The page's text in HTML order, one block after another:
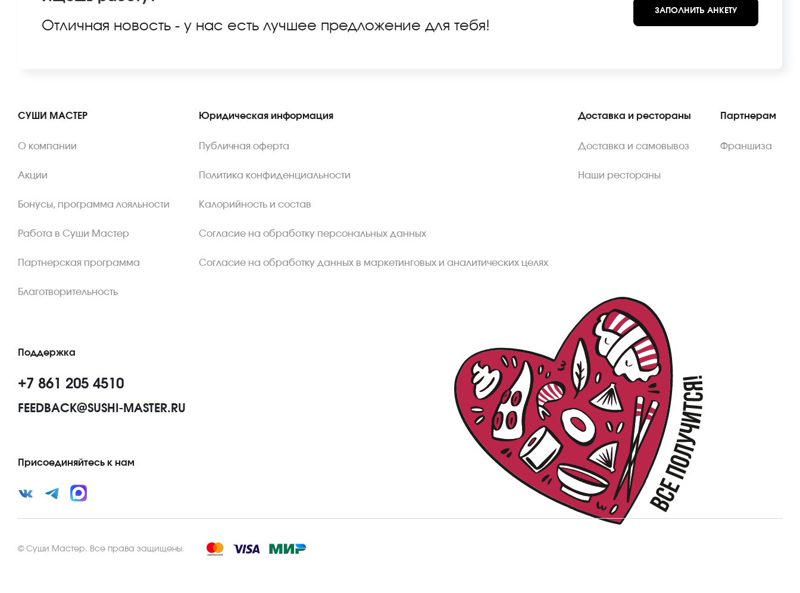
Отличная новость - у нас есть лучшее предложение для тебя!
ЗАПОЛНИТЬ АНКЕТУ
СУШИ МАСТЕР
О компании
Акции
Бонусы, программа лояльности
Работа в Суши Мастер
Партнерская программа
Благотворительность
Юридическая информация
Публичная оферта
Политика конфиденциальности
Калорийность и состав
Согласие на обработку персональных данных
Согласие на обработку данных в маркетинговых и аналитических целях
Доставка и рестораны
Доставка и самовывоз
Наши рестораны
Партнерам
Франшиза
Поддержка
+7 861 205 4510
FEEDBACK@SUSHI-MASTER.RU
Присоединяйтесь к нам
© Суши Мастер. Все права защищены